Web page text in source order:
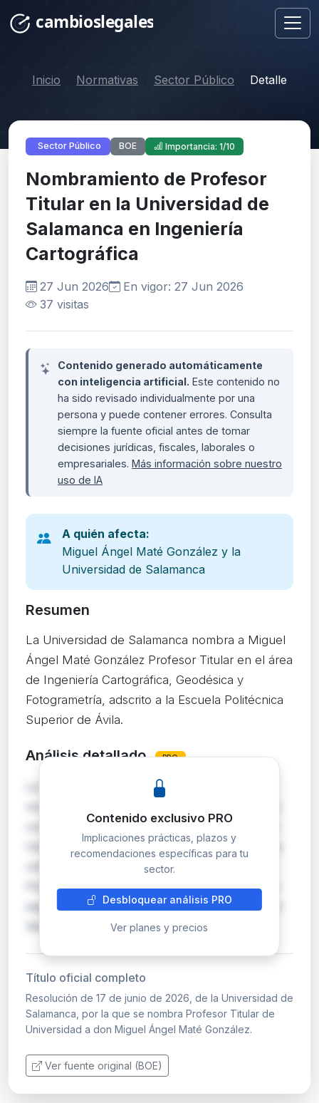
Inicio Normativas Sector Público Detalle
Sector Público BOE Importancia: 1/10
Nombramiento de Profesor
Titular en la Universidad de
Salamanca en Ingeniería
Cartográfica
27 Jun 2026
En vigor: 27 Jun 2026
37 visitas
Contenido generado automáticamente
con inteligencia artificial. Este contenido no
ha sido revisado individualmente por una
persona y puede contener errores. Consulta
siempre la fuente oficial antes de tomar
decisiones jurídicas, fiscales, laborales o
empresariales. Más información sobre nuestro
uso de IA
A quién afecta:
Miguel Ángel Maté González y la
Universidad de Salamanca
Resumen
La Universidad de Salamanca nombra a Miguel
Ángel Maté González Profesor Titular en el área
de Ingeniería Cartográfica, Geodésica y
Fotogrametría, adscrito a la Escuela Politécnica
Superior de Ávila.
Análisis detallado PRO
La Universidad de Salamanca formaliza el
como Profesor Titular en el área de Ingeniería
Cartográfica, Geodésica y Fotogrametría, plaza
código G073/D17321, adscrita a la Escuela
Politécnica Superior de Ávila. El proceso se ha
seguido conforme a la Ley Orgánica 2/2023 del
Contenido exclusivo PRO
Implicaciones prácticas, plazos y
recomendaciones específicas para tu
sector.
Desbloquear análisis PRO
Ver planes y precios
Título oficial completo
Resolución de 17 de junio de 2026, de la Universidad de
Salamanca, por la que se nombra Profesor Titular de
Universidad a don Miguel Ángel Maté González.
Ver fuente original (BOE)